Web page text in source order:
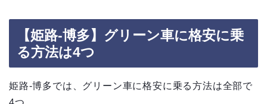
【姫路-博多】グリーン車に格安に乗
る方法は4つ
姫路-博多では、グリーン車に格安に乗る方法は全部で